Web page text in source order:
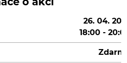
26. 04.
18:00 -